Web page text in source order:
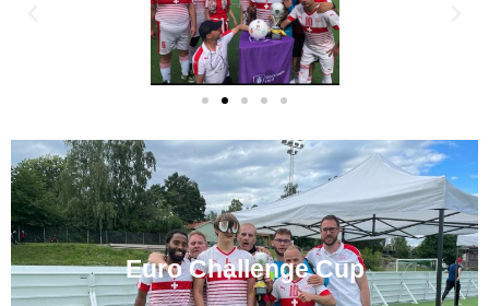
Euro Challenge Cup